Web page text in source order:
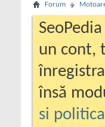
Forum
un cont,
însă
si